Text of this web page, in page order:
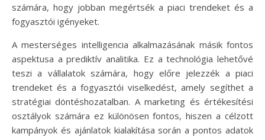
számára, hogy jobban megértsék a piaci trendeket és a
fogyasztói igényeket.
A mesterséges intelligencia alkalmazásának másik fontos
aspektusa a prediktív analitika. Ez a technológia lehetővé
teszi a vállalatok számára, hogy előre jelezzék a piaci
trendeket és a fogyasztói viselkedést, amely segíthet a
stratégiai döntéshozatalban. A marketing és értékesítési
osztályok számára ez különösen fontos, hiszen a célzott
kampányok és ajánlatok kialakítása során a pontos adatok